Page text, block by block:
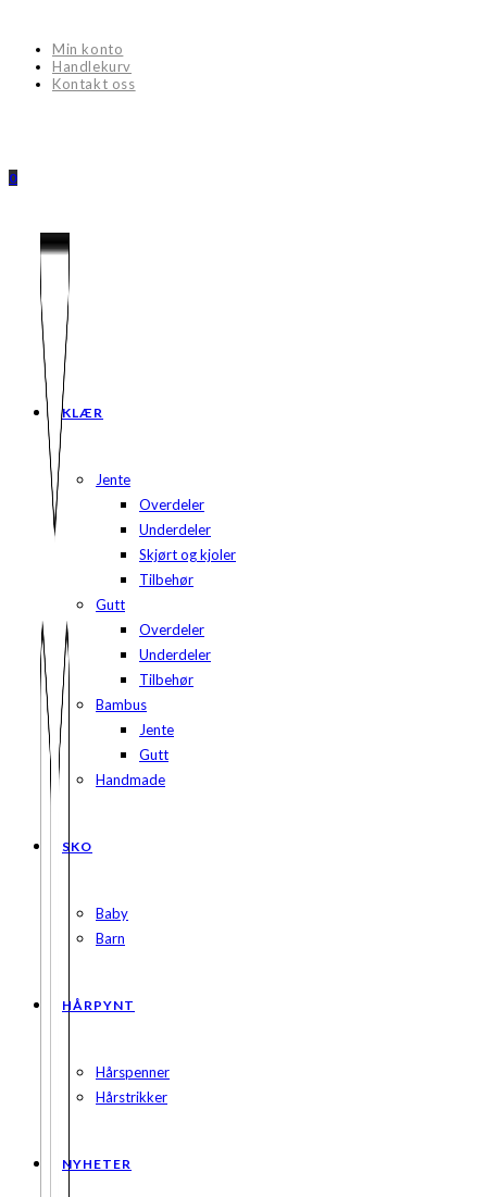
contentMin konto
Handlekurv
Kontakt oss
0
KLÆR
Jente
Overdeler
Underdeler
Skjørt og kjoler
Tilbehør
Gutt
Overdeler
Underdeler
Tilbehør
Bambus
Jente
Gutt
Handmade
SKO
Baby
Barn
HÅRPYNT
Hårspenner
Hårstrikker
NYHETER